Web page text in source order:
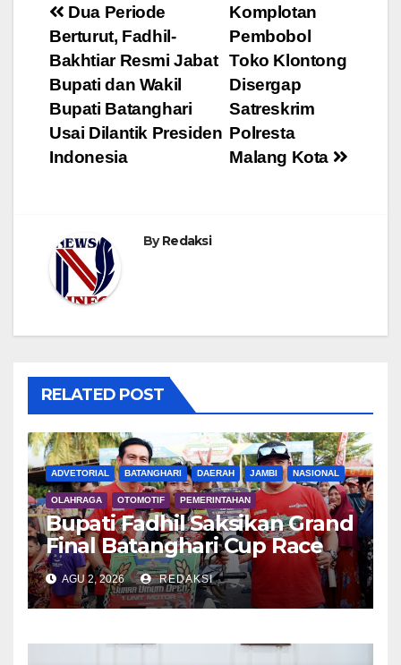
Navigasi
pos
Komplotan
Pembobol
Toko Klontong
Disergap
Satreskrim
Polresta
Malang Kota
Dua Periode
Berturut, Fadhil-
Bakhtiar Resmi Jabat
Bupati dan Wakil
Bupati Batanghari
Usai Dilantik Presiden
Indonesia
ByRedaksi
RELATED POST
ADVETORIAL BATANGHARI DAERAH JAMBI NASIONAL
OLAHRAGA OTOMOTIF PEMERINTAHAN
Bupati Fadhil Saksikan Grand
Final Batanghari Cup Race
2026
AGU 2, 2026 REDAKSI